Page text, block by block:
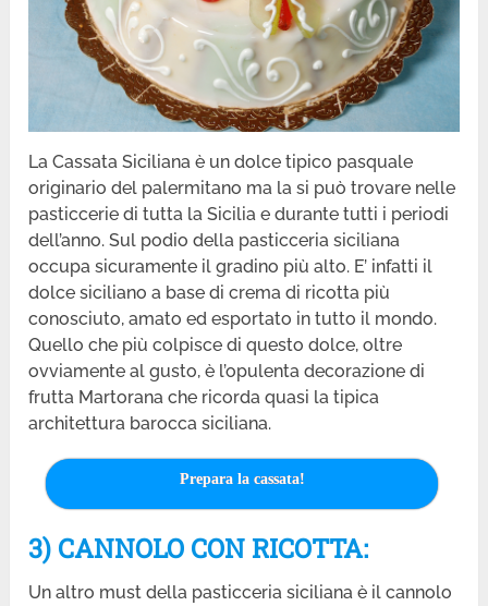
La Cassata Siciliana è un dolce tipico pasquale
originario del palermitano ma la si può trovare nelle
pasticcerie di tutta la Sicilia e durante tutti i periodi
dell’anno. Sul podio della pasticceria siciliana
occupa sicuramente il gradino più alto. E’ infatti il
dolce siciliano a base di crema di ricotta più
conosciuto, amato ed esportato in tutto il mondo.
Quello che più colpisce di questo dolce, oltre
ovviamente al gusto, è l’opulenta decorazione di
frutta Martorana che ricorda quasi la tipica
architettura barocca siciliana.
Prepara la cassata!
3) CANNOLO CON RICOTTA:
Un altro must della pasticceria siciliana è il cannolo